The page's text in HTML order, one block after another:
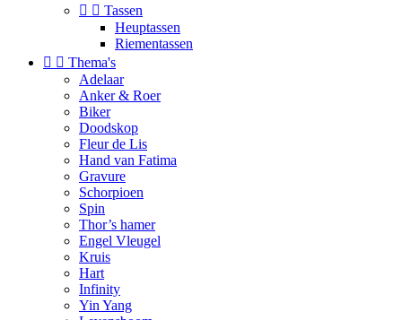
  Tassen
Heuptassen
Riementassen
  Thema's
Adelaar
Anker & Roer
Biker
Doodskop
Fleur de Lis
Hand van Fatima
Gravure
Schorpioen
Spin
Thor’s hamer
Engel Vleugel
Kruis
Hart
Infinity
Yin Yang